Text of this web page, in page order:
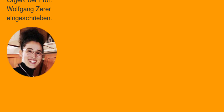
Wolfgang Zerer
eingeschrieben.